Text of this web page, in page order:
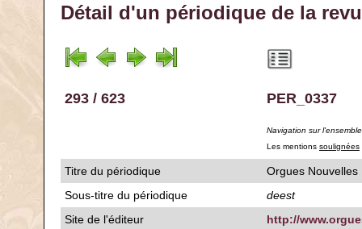
Détail d'un périodique de la
293 / 623 PER_0337
Navigation sur
Les mentions soulignées
Titre du périodique
Orgues Nouvelles
Sous-titre du périodique
deest
Site de l'éditeur
http://